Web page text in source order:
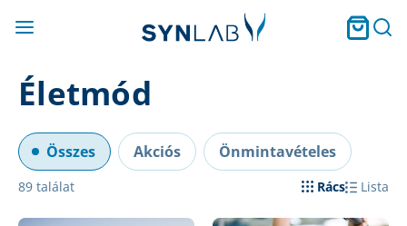
Életmód
Összes Akciós Önmintavételes
89 találat Rács Lista